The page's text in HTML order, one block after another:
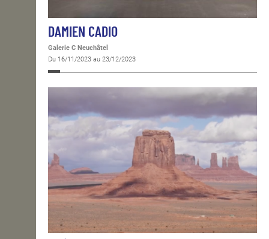
DAMIEN CADIO
Galerie C Neuchâtel
Du 16/11/2023 au 23/12/2023